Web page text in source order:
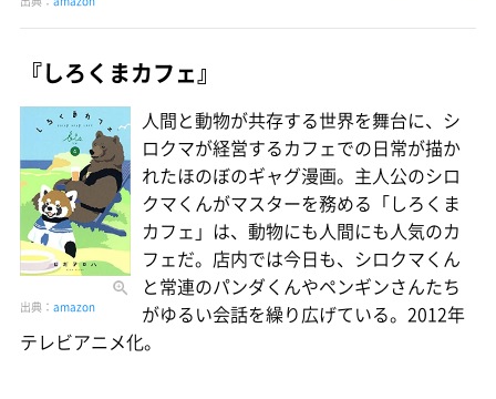
『しろくまカフェ』
出典： amazon
人間と動物が共存する世界を舞台に、シ
ロクマが経営するカフェでの日常が描か
れたほのぼのギャグ漫画。主人公のシロ
クマくんがマスターを務める「しろくま
カフェ」は、動物にも人間にも人気のカ
フェだ。店内では今日も、シロクマくん
と常連のパンダくんやペンギンさんたち
がゆるい会話を繰り広げている。2012年
テレビアニメ化。